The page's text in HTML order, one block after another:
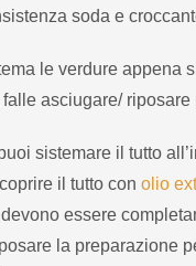
soda e
le verdure appena
asciugare/ riposare
sistemare il tutto
il tutto con olio
essere
la preparazione